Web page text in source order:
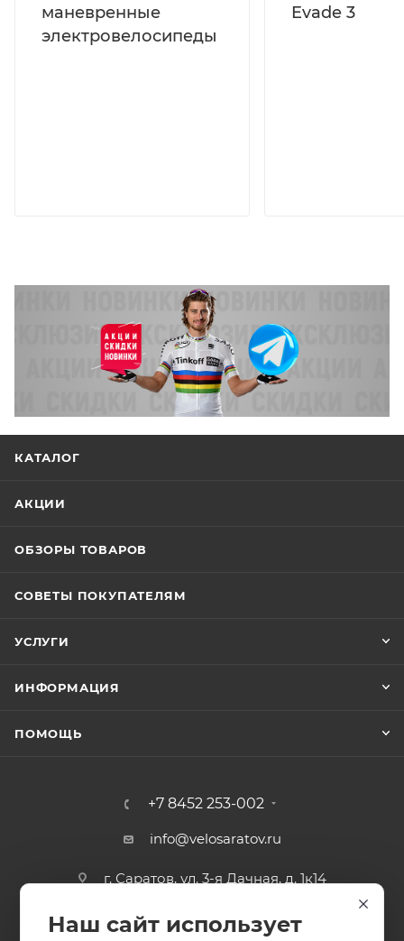
маневренные
электровелосипеды
Evade 3
КАТАЛОГ
АКЦИИ
ОБЗОРЫ ТОВАРОВ
СОВЕТЫ ПОКУПАТЕЛЯМ
УСЛУГИ
ИНФОРМАЦИЯ
ПОМОЩЬ
+7 8452 253-002
info@velosaratov.ru
г. Саратов, ул. 3-я Дачная, д. 1к14
Наш сайт использует